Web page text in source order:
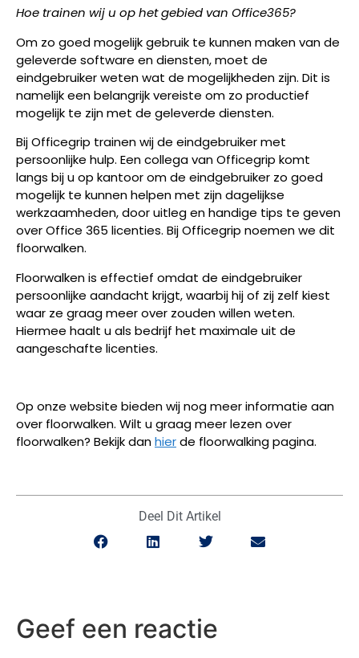
Hoe trainen wij u op het gebied van Office365?
Om zo goed mogelijk gebruik te kunnen maken van de
geleverde software en diensten, moet de
eindgebruiker weten wat de mogelijkheden zijn. Dit is
namelijk een belangrijk vereiste om zo productief
mogelijk te zijn met de geleverde diensten.
Bij Officegrip trainen wij de eindgebruiker met
persoonlijke hulp. Een collega van Officegrip komt
langs bij u op kantoor om de eindgebruiker zo goed
mogelijk te kunnen helpen met zijn dagelijkse
werkzaamheden, door uitleg en handige tips te geven
over Office 365 licenties. Bij Officegrip noemen we dit
floorwalken.
Floorwalken is effectief omdat de eindgebruiker
persoonlijke aandacht krijgt, waarbij hij of zij zelf kiest
waar ze graag meer over zouden willen weten.
Hiermee haalt u als bedrijf het maximale uit de
aangeschafte licenties.
Op onze website bieden wij nog meer informatie aan
over floorwalken. Wilt u graag meer lezen over
floorwalken? Bekijk danhierde floorwalking pagina.
Deel Dit Artikel
Geef een reactie